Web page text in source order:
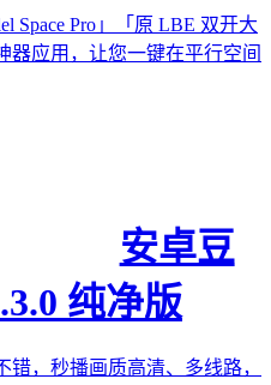
Space Pro」「原 LBE 双开大
器应用，让您一键在平行空间
安卓豆
纯净版
，秒播画质高清、多线路，